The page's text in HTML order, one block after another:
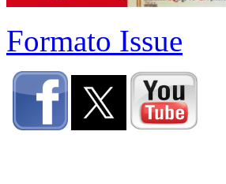
Formato Issue